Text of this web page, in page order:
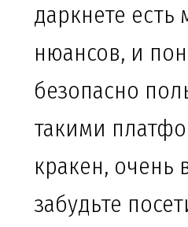
даркнете есть
нюансов, и
безопасно
такими
кракен, очень
забудьте